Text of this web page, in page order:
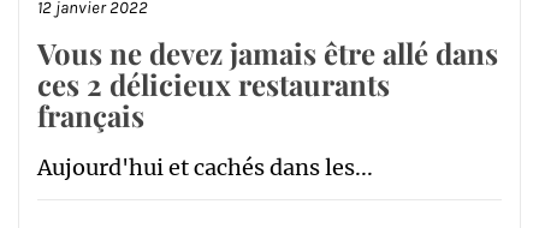
12 janvier 2022
Vous ne devez jamais être allé dans
ces 2 délicieux restaurants
français
Aujourd'hui et cachés dans les...